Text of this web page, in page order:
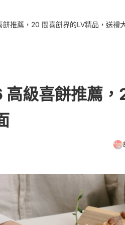
餅推薦，20 間喜餅界的LV精品，送禮
級喜餅推薦，